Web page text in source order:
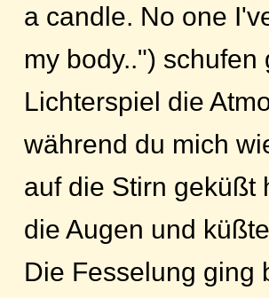
a candle. No one
my body..")
Lichterspiel die
während du mich
auf die Stirn geküßt
die Augen und
Die Fesselung ging